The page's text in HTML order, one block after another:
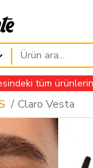
tüm ürünlerin
Claro Vesta